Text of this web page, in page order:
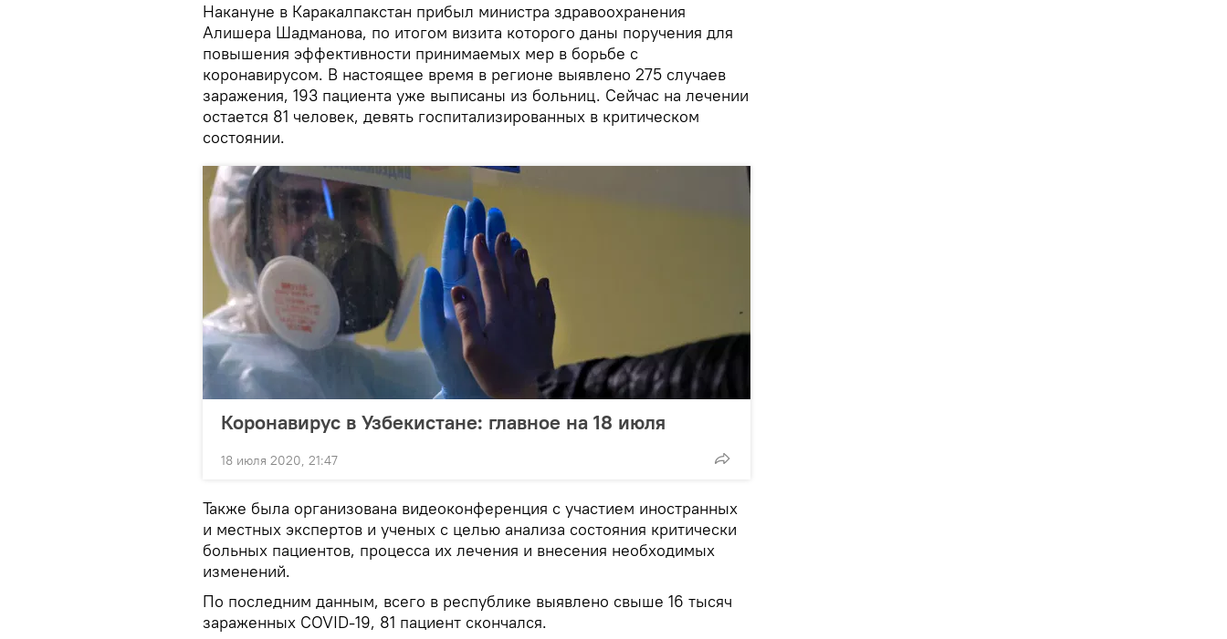
Накануне в Каракалпакстан прибыл министра здравоохранения
Алишера Шадманова, по итогом визита которого даны поручения для
повышения эффективности принимаемых мер в борьбе с
коронавирусом. В настоящее время в регионе выявлено 275 случаев
заражения, 193 пациента уже выписаны из больниц. Сейчас на лечении
остается 81 человек, девять госпитализированных в критическом
состоянии.
Коронавирус в Узбекистане: главное на 18 июля
18 июля 2020, 21:47
Также была организована видеоконференция с участием иностранных
и местных экспертов и ученых с целью анализа состояния критически
больных пациентов, процесса их лечения и внесения необходимых
изменений.
По последним данным, всего в республике выявлено свыше 16 тысяч
зараженных COVID-19, 81 пациент скончался.